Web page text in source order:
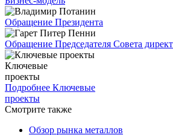
Обращение Президента
Обращение Председателя Совета
Ключевые
проекты
Подробнее Ключевые
проекты
Смотрите также
Обзор рынка металлов